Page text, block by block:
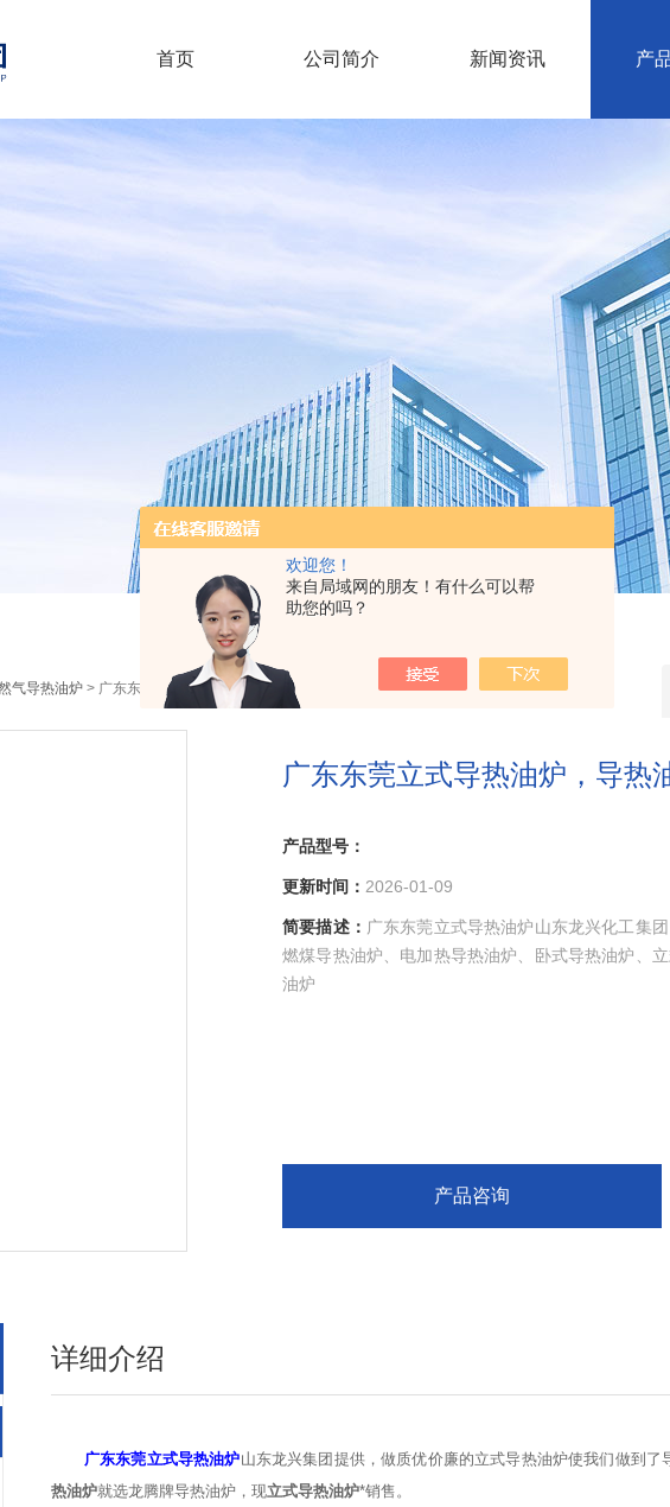
欢迎您！
来自局域网的朋友！有什么可以帮
助您的吗？
首页 公司简介 新闻资讯 产
气导热油炉 > 广东东莞立式导热油炉，导热油
广东东莞立式导热油炉，导热
产品型号：
更新时间： 2026-01-09
简要描述： 广东东莞立式导热油炉山东龙兴化工集
燃煤导热油炉、电加热导热油炉、卧式导热油炉、
油炉
产品咨询
详细介绍
广东东莞立式导热油炉山东龙兴集团提供，做质优价廉的立式导热油炉使我们做到
热油炉就选龙腾牌导热油炉，现立式导热油炉*销售。